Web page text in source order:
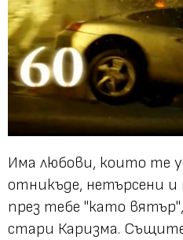
Има любови, които те
отникъде, нетърсени и
през тебе "като вятър"
стари Каризма.